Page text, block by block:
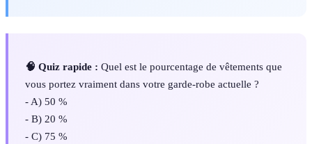
🧠 Quiz rapide : Quel est le pourcentage de vêtements que
vous portez vraiment dans votre garde-robe actuelle ?
- A) 50 %
- B) 20 %
- C) 75 %